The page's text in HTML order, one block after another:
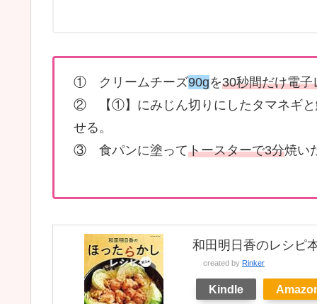
① クリームチーズ90gを30秒間だけ電子
② 【①】にみじん切りにしたタマネギと
せる。
③ 食パンに塗ってトースターで3分焼い
和田明日香のレシピ
created by Rinker
Kindle